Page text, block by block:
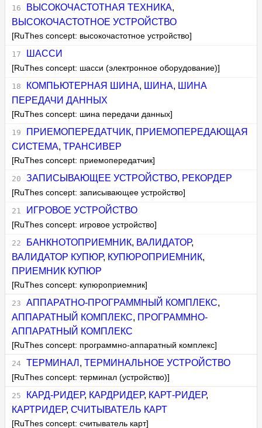
ВЫСОКОЧАСТОТНАЯ ТЕХНИКА,
ВЫСОКОЧАСТОТНОЕ УСТРОЙСТВО
[RuThes concept: высокочастотное устройство]
ШАССИ
[RuThes concept: шасси (электронное оборудование)]
КОМПЬЮТЕРНАЯ ШИНА, ШИНА, ШИНА
ПЕРЕДАЧИ ДАННЫХ
[RuThes concept: шина передачи данных]
ПРИЕМОПЕРЕДАТЧИК, ПРИЕМОПЕРЕДАЮЩАЯ
СИСТЕМА,ТРАНСИВЕР
[RuThes concept: приемопередатчик]
ЗАПИСЫВАЮЩЕЕ УСТРОЙСТВО, РЕКОРДЕР
[RuThes concept: записывающее устройство]
ИГРОВОЕ УСТРОЙСТВО
[RuThes concept: игровое устройство]
БАНКНОТОПРИЕМНИК, ВАЛИДАТОР,
ВАЛИДАТОР КУПЮР, КУПЮРОПРИЕМНИК,
ПРИЕМНИК КУПЮР
[RuThes concept: купюроприемник]
АППАРАТНО-ПРОГРАММНЫЙ КОМПЛЕКС,
АППАРАТНЫЙ КОМПЛЕКС, ПРОГРАММНО-
АППАРАТНЫЙ КОМПЛЕКС
[RuThes concept: программно-аппаратный комплекс]
ТЕРМИНАЛ , ТЕРМИНАЛЬНОЕ УСТРОЙСТВО
[RuThes concept: терминал (устройство)]
КАРД-РИДЕР, КАРДРИДЕР, КАРТ-РИДЕР,
КАРТРИДЕР,СЧИТЫВАТЕЛЬ КАРТ
[RuThes concept: считыватель карт]